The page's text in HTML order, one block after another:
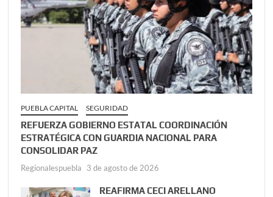
PUEBLA CAPITAL SEGURIDAD
REFUERZA GOBIERNO ESTATAL COORDINACIÓN
ESTRATÉGICA CON GUARDIA NACIONAL PARA
CONSOLIDAR PAZ
Regionalespuebla 3 de agosto de 2026
REAFIRMA CECI ARELLANO